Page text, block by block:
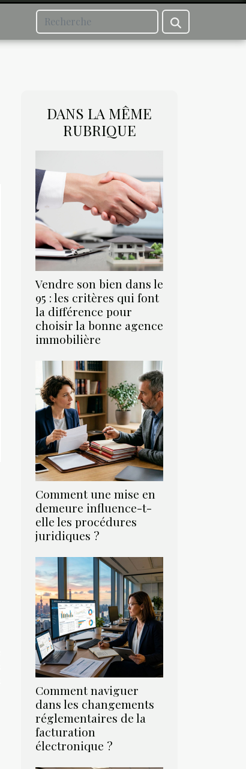
DANS LA MÊME
RUBRIQUE
Vendre son bien dans le
95 : les critères qui font
la différence pour
choisir la bonne agence
immobilière
Comment une mise en
demeure influence-t-
elle les procédures
juridiques ?
Comment naviguer
dans les changements
réglementaires de la
facturation
électronique ?